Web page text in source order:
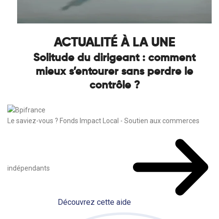
ACTUALITÉ À LA UNE
Solitude du dirigeant : comment
mieux s’entourer sans perdre le
contrôle ?
Le saviez-vous ? Fonds Impact Local - Soutien aux commerces
indépendants
Découvrez cette aide